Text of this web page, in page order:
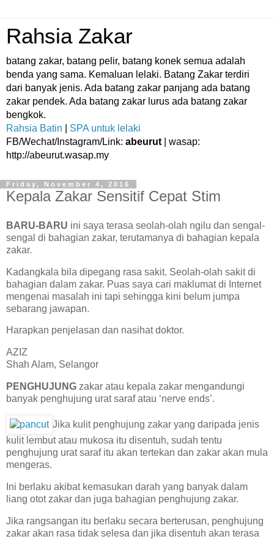
Rahsia Zakar
batang zakar, batang pelir, batang konek semua adalah
benda yang sama. Kemaluan lelaki. Batang Zakar terdiri
dari banyak jenis. Ada batang zakar panjang ada batang
zakar pendek. Ada batang zakar lurus ada batang zakar
bengkok.
Rahsia Batin
SPA untuk lelaki
FB/Wechat/Instagram/Link: abeurut | wasap:
http://abeurut.wasap.my
Friday, November 4, 2016
Kepala Zakar Sensitif Cepat Stim
BARU-BARU ini saya terasa seolah-olah ngilu dan sengal-
sengal di bahagian zakar, terutamanya di bahagian kepala
zakar.
Kadangkala bila dipegang rasa sakit. Seolah-olah sakit di
bahagian dalam zakar. Puas saya cari maklumat di Internet
mengenai masalah ini tapi sehingga kini belum jumpa
sebarang jawapan.
Harapkan penjelasan dan nasihat doktor.
AZIZ
Shah Alam, Selangor
PENGHUJUNG zakar atau kepala zakar mengandungi
banyak penghujung urat saraf atau ‘nerve ends’.
Jika kulit penghujung zakar yang daripada jenis
kulit lembut atau mukosa itu disentuh, sudah tentu
penghujung urat saraf itu akan tertekan dan zakar akan mula
mengeras.
Ini berlaku akibat kemasukan darah yang banyak dalam
liang otot zakar dan juga bahagian penghujung zakar.
Jika rangsangan itu berlaku secara berterusan, penghujung
zakar akan rasa tidak selesa dan jika disentuh akan terasa